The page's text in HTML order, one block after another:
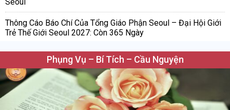
Thông Cáo Báo Chí Của Tổng Giáo Phận Seoul – Đại Hội Giới
Trẻ Thế Giới Seoul 2027: Còn 365 Ngày
Phụng Vụ – Bí Tích – Cầu Nguyện